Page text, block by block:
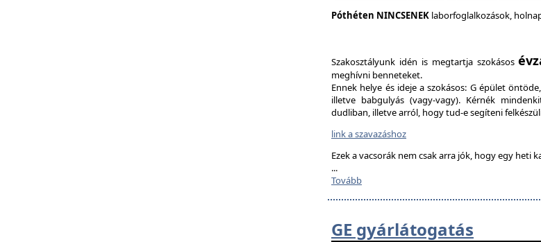
Póthéten NINCSENEK laborfoglalkozások,
Szakosztályunk idén is megtartja szokásos
meghívni benneteket.
Ennek helye és ideje a szokásos: G épület
illetve babgulyás (vagy-vagy). Kérnék
dudliban, illetve arról, hogy tud-e segíteni
link a szavazáshoz
Ezek a vacsorák nem csak arra jók, hogy egy heti
...
Tovább
GE gyárlátogatás